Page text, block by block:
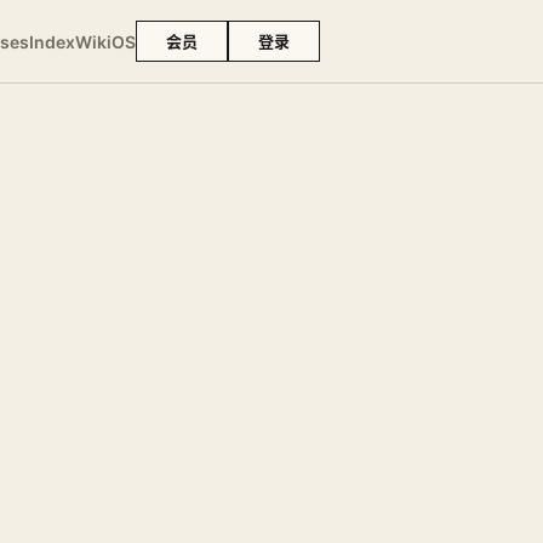
IndexWikiOS 会员 登录